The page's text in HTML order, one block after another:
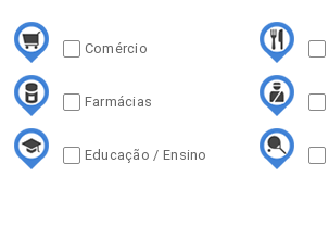
Comércio
Farmácias
Educação / Ensino